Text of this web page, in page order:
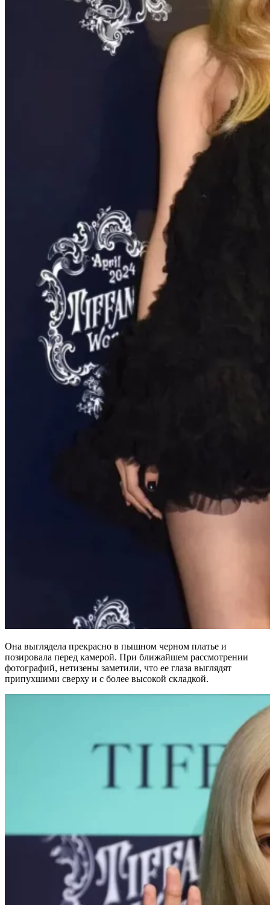
Она выглядела прекрасно в пышном черном платье и
позировала перед камерой. При ближайшем рассмотрении
фотографий, нетизены заметили, что ее глаза выглядят
припухшими сверху и с более высокой складкой.